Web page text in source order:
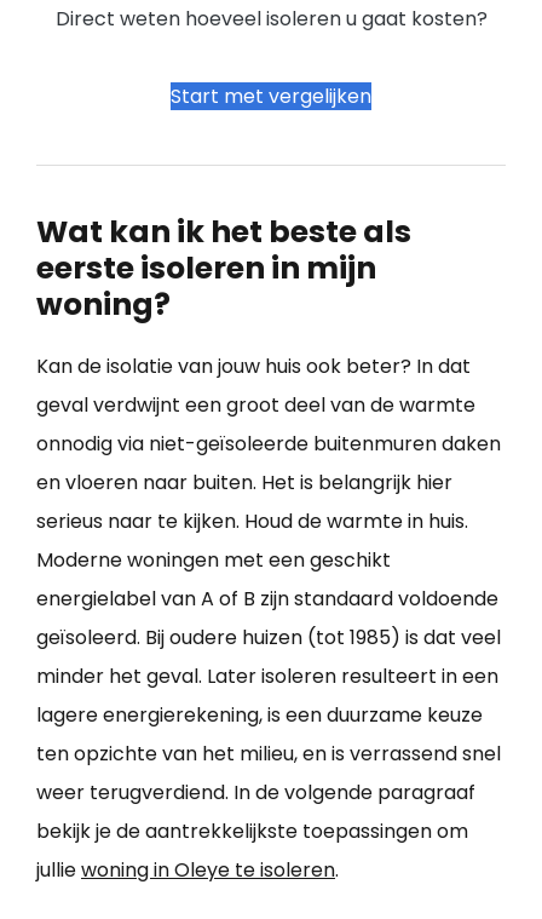
Direct weten hoeveel isoleren u gaat kosten?
Start met vergelijken
Wat kan ik het beste als
eerste isoleren in mijn
woning?
Kan de isolatie van jouw huis ook beter? In dat
geval verdwijnt een groot deel van de warmte
onnodig via niet-geïsoleerde buitenmuren daken
en vloeren naar buiten. Het is belangrijk hier
serieus naar te kijken. Houd de warmte in huis.
Moderne woningen met een geschikt
energielabel van A of B zijn standaard voldoende
geïsoleerd. Bij oudere huizen (tot 1985) is dat veel
minder het geval. Later isoleren resulteert in een
lagere energierekening, is een duurzame keuze
ten opzichte van het milieu, en is verrassend snel
weer terugverdiend. In de volgende paragraaf
bekijk je de aantrekkelijkste toepassingen om
julliewoning in Oleye te isoleren.